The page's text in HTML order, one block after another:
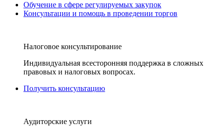
Обучение в сфере регулируемых закупок
Консультации и помощь в проведении торгов
Налоговое консультирование
Индивидуальная всесторонняя поддержка в сложных
правовых и налоговых вопросах.
Получить консультацию
Аудиторские услуги